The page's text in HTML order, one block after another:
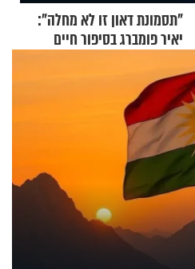
"תסמונת דאון זו לא מחלה":
יאיר פומברג בסיפור חיים